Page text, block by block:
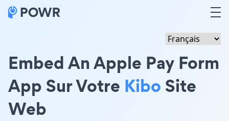
Embed An Apple Pay Form
App Sur Votre KiboSite
Web